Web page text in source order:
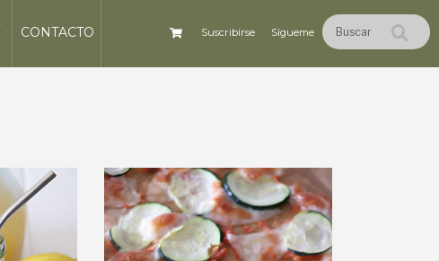
Suscribirse Sígueme
CONTACTO